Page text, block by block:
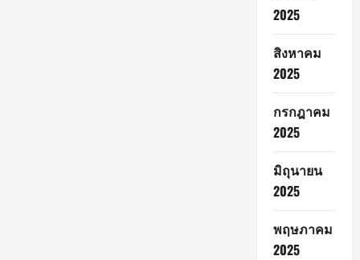
2025
สิงหาคม
2025
กรกฎาคม
2025
มิถุนายน
2025
พฤษภาคม
2025